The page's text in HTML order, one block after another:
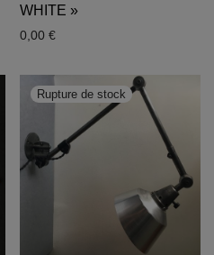
WHITE »
0,00 €